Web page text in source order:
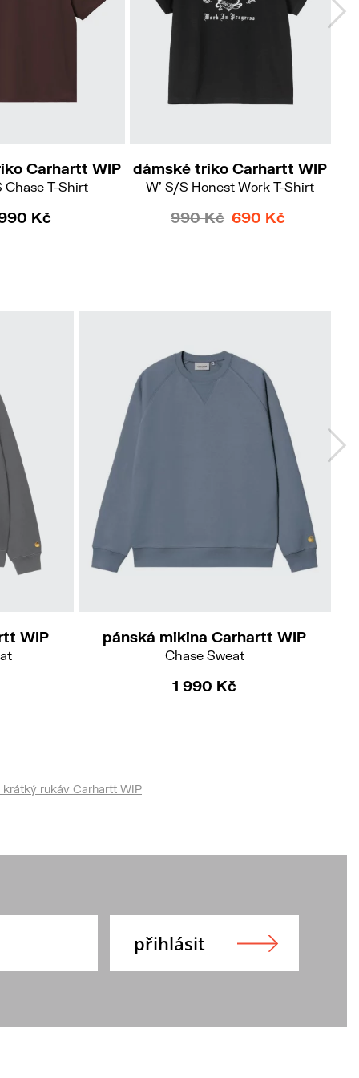
Carhartt WIP
Chase T-Shirt
Kč
dámské triko Carhartt WIP
W' S/S Honest Work T-Shirt
990 Kč 690 Kč
WIP pánská mikina Carhartt WIP
Chase Sweat
1 990 Kč
krátký rukáv Carhartt WIP